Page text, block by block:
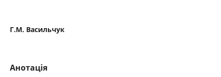
Г.М. Васильчук
Анотація